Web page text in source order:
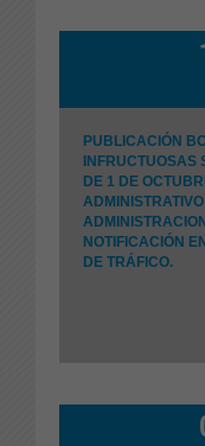
PUBLICACIÓN
INFRUCTUOSAS
DE 1 DE
NOTIFICACIÓN
DE TRÁFICO.